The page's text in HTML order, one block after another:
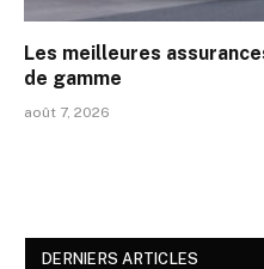
Les meilleures
de gamme
août 7, 2026
DERNIERS ARTICLES